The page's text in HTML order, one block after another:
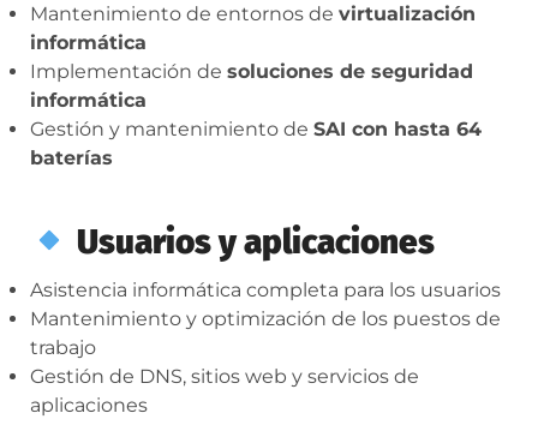
Mantenimiento de entornos de virtualización
informática
Implementación de soluciones de seguridad
informática
Gestión y mantenimiento de SAI con hasta 64
baterías
Usuarios y aplicaciones
Asistencia informática completa para los usuarios
Mantenimiento y optimización de los puestos de
trabajo
Gestión de DNS, sitios web y servicios de
aplicaciones